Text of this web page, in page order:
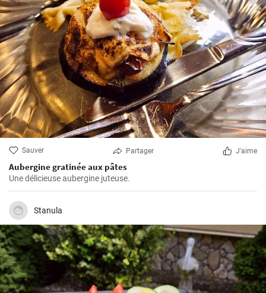
Sauver Partager J'aime
Aubergine gratinée aux pâtes
Une délicieuse aubergine juteuse.
Stanula